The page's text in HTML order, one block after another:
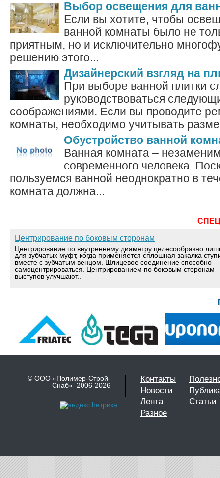
Выбор освещения для
Если вы хотите, чтобы
ванной комнаты было не
приятным, но и исключительно
решению этого...
Дизайнерский взгляд на
При выборе ванной плитки
руководствоваться
соображениями. Если вы проводите
комнаты, необходимо учитывать
Обустройство ванной
Ванная комната –
современного человека.
пользуемся ванной неоднократно в
комната должна...
Центрирование по боковым сторонам
Центрирование по внутреннему диаметру целесообразно
для зубчатых муфт, когда применяется сплошная закалка
вместе с зубчатым венцом. Шлицевое соединение способно
самоцентрироваться. Центрированием по боковым сторонам
выступов улучшают...
© ООО «Полимер-Строй-
Снаб» 2006-2026
Контакты
Новости
Лента
Статьи
Разное